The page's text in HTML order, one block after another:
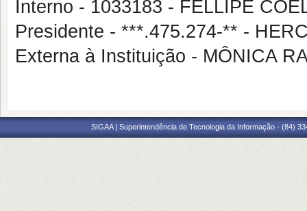
Interno - 1033183 - FELLIPE
Presidente - ***.475.274-** -
Externa à Instituição - MÔNICA
SIGAA | Superintendência de Tecnologia da Informação - (84)